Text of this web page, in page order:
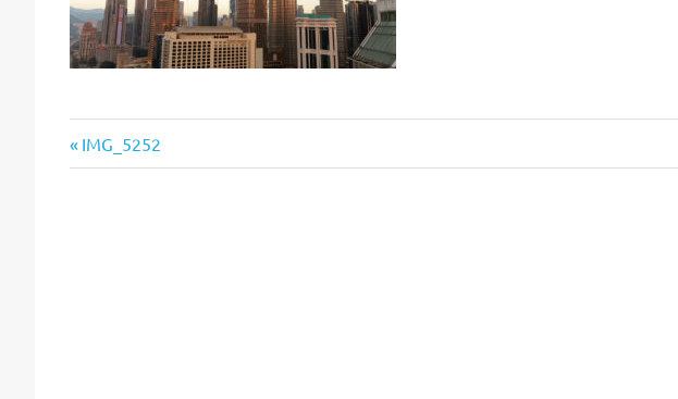
Beitragsnavigation
Vorheriger
Beitrag:
IMG_5252